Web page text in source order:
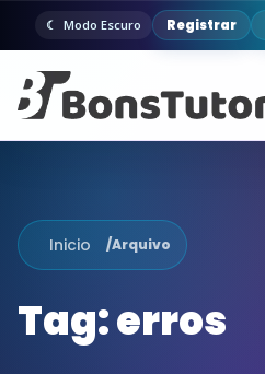
Modo Escuro Registrar
Inicio /Arquivo
Tag:erros